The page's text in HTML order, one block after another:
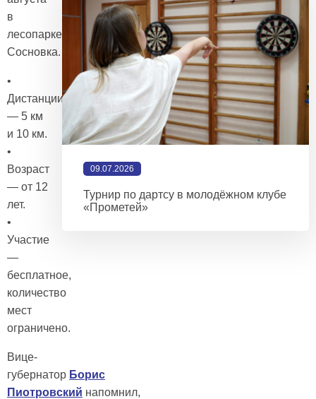
в
лесопарке
Сосновка.
•
Дистанции
— 5 км
и 10 км.
•
Возраст
— от 12
лет.
•
Участие
—
бесплатное,
количество
мест
ограничено.
Вице-
губернатор Борис
Пиотровский напомнил,
09.07.2026
Турнир по дартсу в молодёжном клубе
«Прометей»